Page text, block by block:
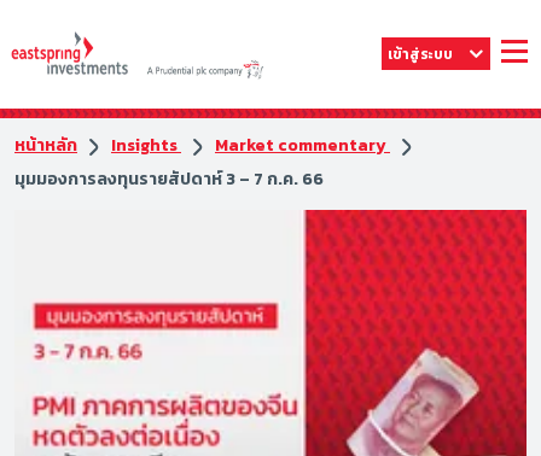
เข้าสู่ระบบ
หน้าหลัก Insights
Market commentary
มุมมองการลงทุนรายสัปดาห์ 3 – 7 ก.ค. 66